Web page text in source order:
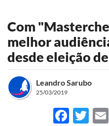
Com
melhor
desde eleição
Leandro Sarubo
25/03/2019